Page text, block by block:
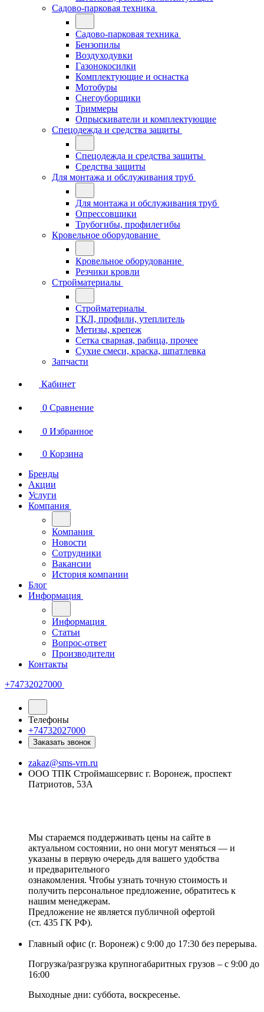
Садово-парковая техника
Садово-парковая техника
Бензопилы
Воздуходувки
Газонокосилки
Комплектующие и оснастка
Мотобуры
Снегоуборщики
Триммеры
Опрыскиватели и комплектующие
Спецодежда и средства защиты
Спецодежда и средства защиты
Средства защиты
Для монтажа и обслуживания труб
Для монтажа и обслуживания труб
Опрессовщики
Трубогибы, профилегибы
Кровельное оборудование
Кровельное оборудование
Резчики кровли
Стройматериалы
Стройматериалы
ГКЛ, профили, утеплитель
Метизы, крепеж
Сетка сварная, рабица, прочее
Сухие смеси, краска, шпатлевка
Запчасти
Кабинет
0 Сравнение
0 Избранное
0 Корзина
Бренды
Акции
Услуги
Компания
Компания
Новости
Сотрудники
Вакансии
История компании
Блог
Информация
Информация
Статьи
Вопрос-ответ
Производители
Контакты
+74732027000
Телефоны
+74732027000
Заказать звонок
zakaz@sms-vrn.ru
ООО ТПК Строймашсервис г. Воронеж, проспект
Патриотов, 53А
Мы стараемся поддерживать цены на сайте в
актуальном состоянии, но они могут меняться — и
указаны в первую очередь для вашего удобства
и предварительного
ознакомления. Чтобы узнать точную стоимость и
получить персональное предложение, обратитесь к
нашим менеджерам.
Предложение не является публичной офертой
(ст. 435 ГК РФ).
Главный офис (г. Воронеж) с 9:00 до 17:30 без перерыва.
Погрузка/разгрузка крупногабаритных грузов – с 9:00 до
16:00
Выходные дни: суббота, воскресенье.